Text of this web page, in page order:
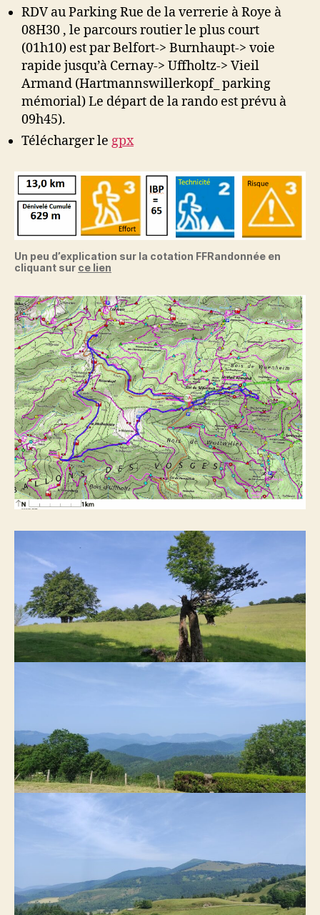
RDV au Parking Rue de la verrerie à Roye à
08H30 , le parcours routier le plus court
(01h10) est par Belfort-> Burnhaupt-> voie
rapide jusqu’à Cernay-> Uffholtz-> Vieil
Armand (Hartmannswillerkopf_ parking
mémorial) Le départ de la rando est prévu à
09h45).
Télécharger le gpx
Un peu d’explication sur la cotation FFRandonnée en
cliquant sur ce lien